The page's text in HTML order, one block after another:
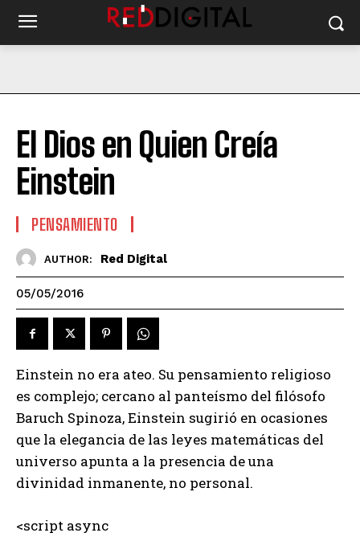
El Dios en Quien Creía
Einstein
PENSAMIENTO
AUTHOR: Red Digital
05/05/2016
Einstein no era ateo. Su pensamiento religioso
es complejo; cercano al panteísmo del filósofo
Baruch Spinoza, Einstein sugirió en ocasiones
que la elegancia de las leyes matemáticas del
universo apunta a la presencia de una
divinidad inmanente, no personal.
<script async